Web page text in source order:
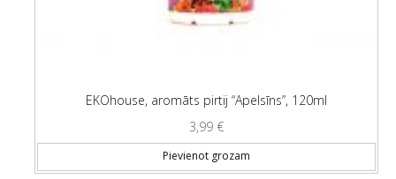
EKOhouse, aromāts pirtij “Apelsīns”, 120ml
3,99 €
Pievienot grozam